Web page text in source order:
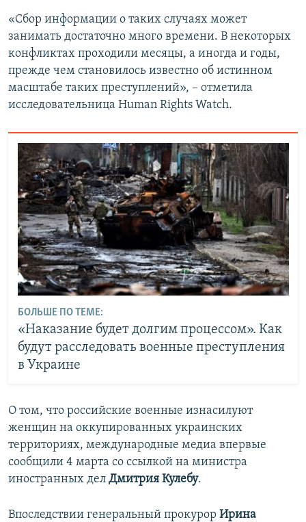
«Сбор информации о таких случаях может
занимать достаточно много времени. В некоторых
конфликтах проходили месяцы, а иногда и годы,
прежде чем становилось известно об истинном
масштабе таких преступлений», – отметила
исследовательница Human Rights Watch.
БОЛЬШЕ ПО ТЕМЕ:
«Наказание будет долгим процессом». Как
будут расследовать военные преступления
в Украине
О том, что российские военные изнасилуют
женщин на оккупированных украинских
территориях, международные медиа впервые
сообщили 4 марта со ссылкой на министра
иностранных дел Дмитрия Кулебу.
Впоследствии генеральный прокурор Ирина